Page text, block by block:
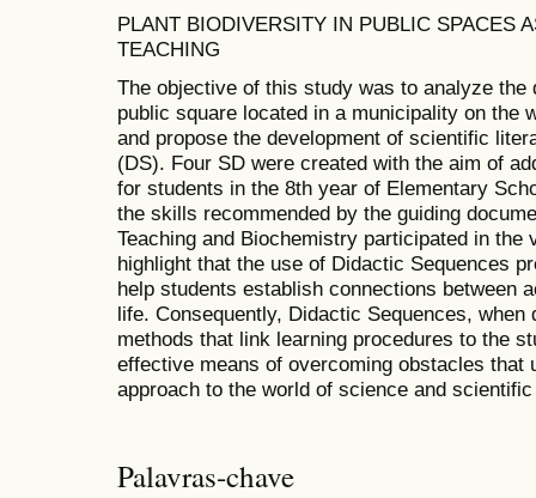
PLANT BIODIVERSITY IN PUBLIC SPACES
TEACHING
The objective of this study was to analyze
public square located in a municipality on the
and propose the development of scientific
(DS). Four SD were created with the aim of
for students in the 8th year of Elementary
the skills recommended by the guiding
Teaching and Biochemistry participated in the
highlight that the use of Didactic Sequences
help students establish connections between
life. Consequently, Didactic Sequences,
methods that link learning procedures to the
effective means of overcoming obstacles that
approach to the world of science and
Palavras-chave